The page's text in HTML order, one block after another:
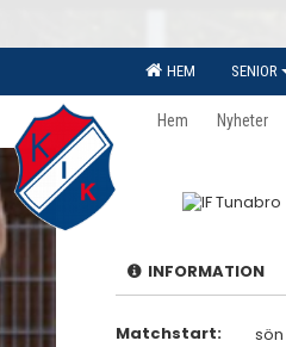
HEM SENIOR
Hem Nyheter
INFORMATION
Matchstart:
sön